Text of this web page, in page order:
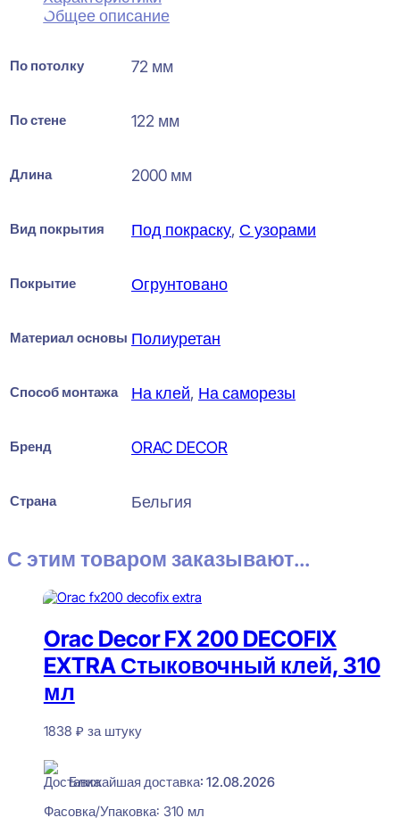
Общее описание
По потолку 72 мм
По стене 122 мм
Длина 2000 мм
Вид покрытия Под покраску, С узорами
Покрытие Огрунтовано
Материал основы Полиуретан
Способ монтажа На клей, На саморезы
Бренд ORAC DECOR
Страна Бельгия
С этим товаром заказывают...
Orac Decor FX 200 DECOFIX
EXTRA Стыковочный клей, 310
мл
1838 ₽ за штуку
Ближайшая доставка: 12.08.2026
Фасовка/Упаковка: 310 мл